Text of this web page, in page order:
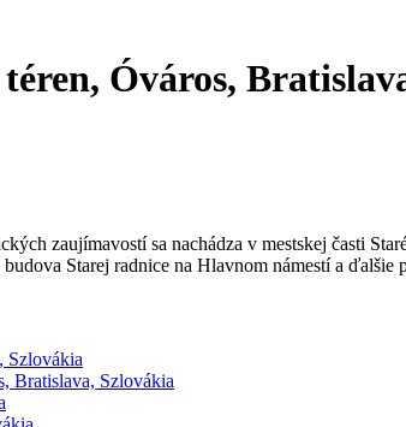
Óváros,
zaujímavostí sa nachádza v mestskej časti
Starej radnice na Hlavnom námestí a
Szlovákia
Bratislava, Szlovákia